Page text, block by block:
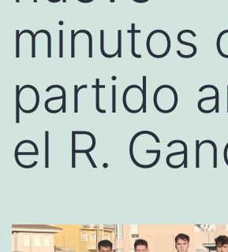
minutos
partido
el R.